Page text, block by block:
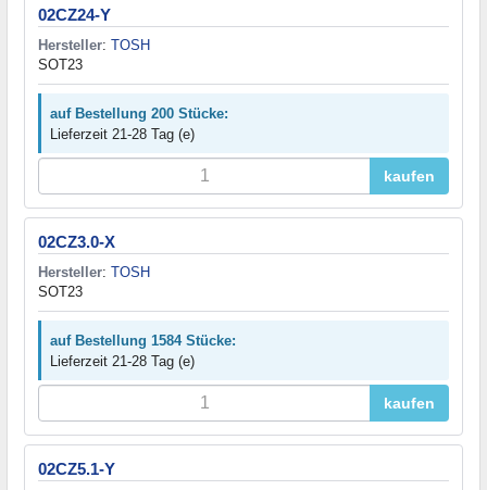
02CZ24-Y
Hersteller: TOSH
SOT23
auf Bestellung 200 Stücke:
Lieferzeit 21-28 Tag (e)
kaufen
02CZ3.0-X
Hersteller: TOSH
SOT23
auf Bestellung 1584 Stücke:
Lieferzeit 21-28 Tag (e)
kaufen
02CZ5.1-Y